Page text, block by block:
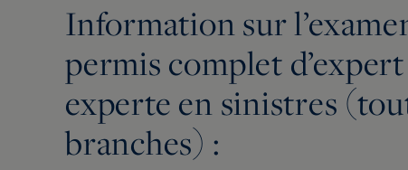
Information sur
permis complet
experte en sinistres
branches) :